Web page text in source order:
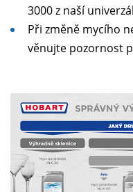
3000 z naší
Při změně mycího
věnujte pozornost